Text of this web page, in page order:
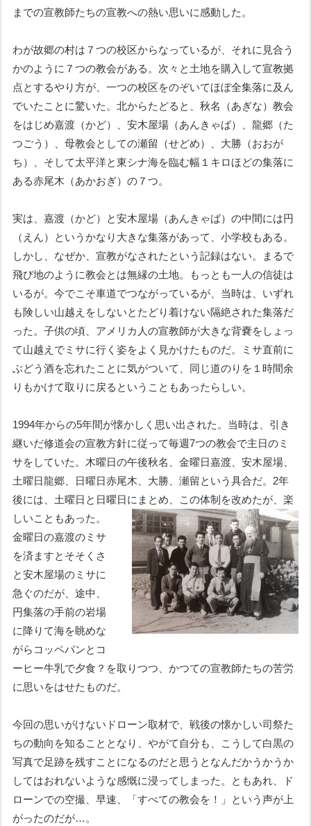
までの宣教師たちの宣教への熱い思いに感動した。
わが故郷の村は７つの校区からなっているが、それに見合う
かのように７つの教会がある。次々と土地を購入して宣教拠
点とするやり方が、一つの校区をのぞいてほぼ全集落に及ん
でいたことに驚いた。北からたどると、秋名（あぎな）教会
をはじめ嘉渡（かど）、安木屋場（あんきゃば）、龍郷（た
つごう）、母教会としての瀬留（せどめ）、大勝（おおが
ち）、そして太平洋と東シナ海を臨む幅１キロほどの集落に
ある赤尾木（あかおぎ）の７つ。
実は、嘉渡（かど）と安木屋場（あんきゃば）の中間には円
（えん）というかなり大きな集落があって、小学校もある。
しかし、なぜか、宣教がなされたという記録はない。まるで
飛び地のように教会とは無縁の土地。もっとも一人の信徒は
いるが。今でこそ車道でつながっているが、当時は、いずれ
も険しい山越えをしないとたどり着けない隔絶された集落だ
った。子供の頃、アメリカ人の宣教師が大きな背嚢をしょっ
て山越えでミサに行く姿をよく見かけたものだ。ミサ直前に
ぶどう酒を忘れたことに気がついて、同じ道のりを１時間余
りもかけて取りに戻るということもあったらしい。
1994年からの5年間が懐かしく思い出された。当時は、引き
継いだ修道会の宣教方針に従って毎週7つの教会で主日のミ
サをしていた。木曜日の午後秋名、金曜日嘉渡、安木屋場、
土曜日龍郷、日曜日赤尾木、大勝、瀬留という具合だ。2年
後には、土曜日と日曜日にまとめ、この体制を改めたが、楽
しいこともあった。
金曜日の嘉渡のミサ
を済ますとそそくさ
と安木屋場のミサに
急ぐのだが、途中、
円集落の手前の岩場
に降りて海を眺めな
がらコッペパンとコ
ーヒー牛乳で夕食？を取りつつ、かつての宣教師たちの苦労
に思いをはせたものだ。
今回の思いがけないドローン取材で、戦後の懐かしい司祭た
ちの動向を知ることとなり、やがて自分も、こうして白黒の
写真で足跡を残すことになるのだと思うとなんだかうかうか
してはおれないような感慨に浸ってしまった。ともあれ、ド
ローンでの空撮、早速、「すべての教会を！」という声が上
がったのだが…。